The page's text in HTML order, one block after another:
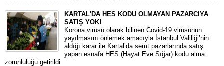
KARTAL'DA HES KODU OLMAYAN PAZARCIYA
SATIŞ YOK!
Korona virüsü olarak bilinen Covid-19 virüsünün
yayılmasını önlemek amacıyla İstanbul Valiliği’nin
aldığı karar ile Kartal’da semt pazarlarında satış
yapan esnafa HES (Hayat Eve Sığar) kodu alma
zorunluluğu getirildi